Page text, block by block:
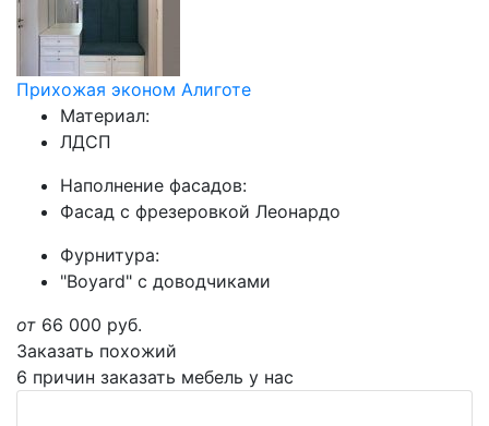
Прихожая эконом Алиготе
Материал:
ЛДСП
Наполнение фасадов:
Фасад с фрезеровкой Леонардо
Фурнитура:
"Boyard" с доводчиками
от 66 000 руб.
Заказать похожий
6 причин заказать мебель у нас